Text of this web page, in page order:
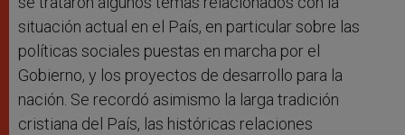
situación actual en el País, en particular sobre las
políticas sociales puestas en marcha por el
Gobierno, y los proyectos de desarrollo para la
nación. Se recordó asimismo la larga tradición
cristiana del País, las históricas relaciones